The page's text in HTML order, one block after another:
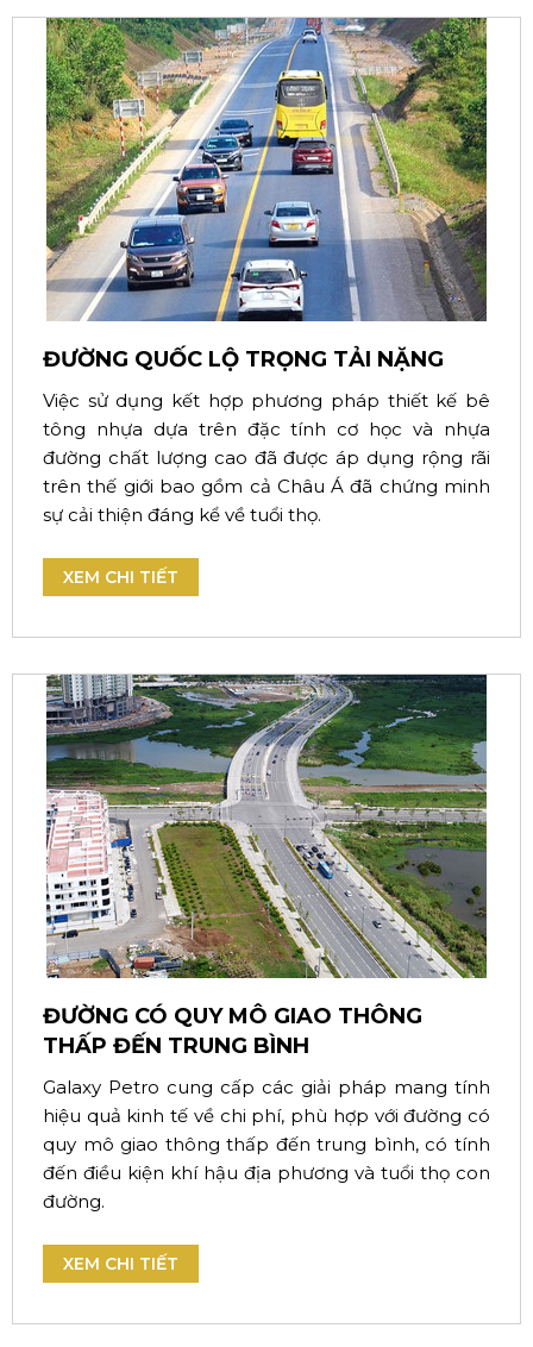
ĐƯỜNG QUỐC LỘ TRỌNG TẢI NẶNG
Việc sử dụng kết hợp phương pháp thiết kế bê
tông nhựa dựa trên đặc tính cơ học và nhựa
đường chất lượng cao đã được áp dụng rộng rãi
trên thế giới bao gồm cả Châu Á đã chứng minh
sự cải thiện đáng kể về tuổi thọ.
XEM CHI TIẾT
ĐƯỜNG CÓ QUY MÔ GIAO THÔNG
THẤP ĐẾN TRUNG BÌNH
Galaxy Petro cung cấp các giải pháp mang tính
hiệu quả kinh tế về chi phí, phù hợp với đường có
quy mô giao thông thấp đến trung bình, có tính
đến điều kiện khí hậu địa phương và tuổi thọ con
đường.
XEM CHI TIẾT